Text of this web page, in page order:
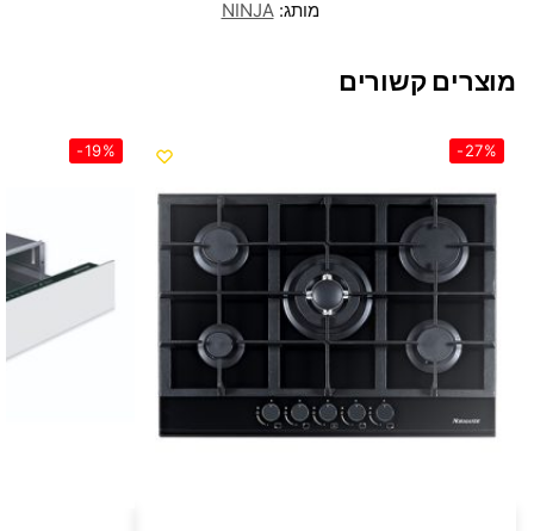
מותג:NINJA
מוצרים קשורים
-27%
-19%